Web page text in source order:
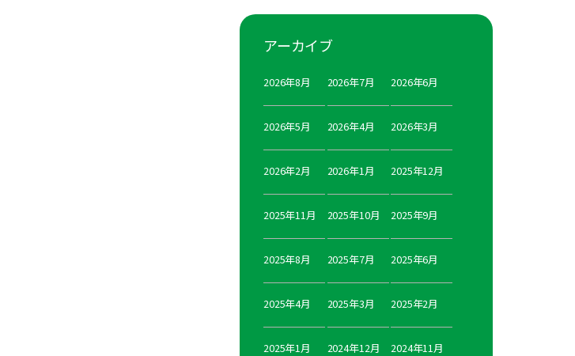
アーカイブ
2026年8月 2026年7月 2026年6月
2026年5月 2026年4月 2026年3月
2026年2月 2026年1月 2025年12月
2025年11月 2025年10月 2025年9月
2025年8月 2025年7月 2025年6月
2025年4月 2025年3月 2025年2月
2025年1月 2024年12月 2024年11月